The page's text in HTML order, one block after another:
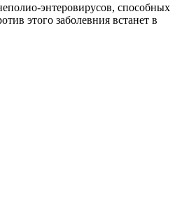
энтеровирусов, способных
этого заболевния встанет в